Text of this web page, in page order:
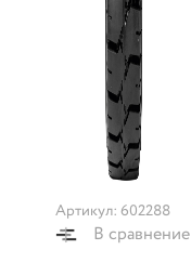
Артикул: 602288
В сравнение